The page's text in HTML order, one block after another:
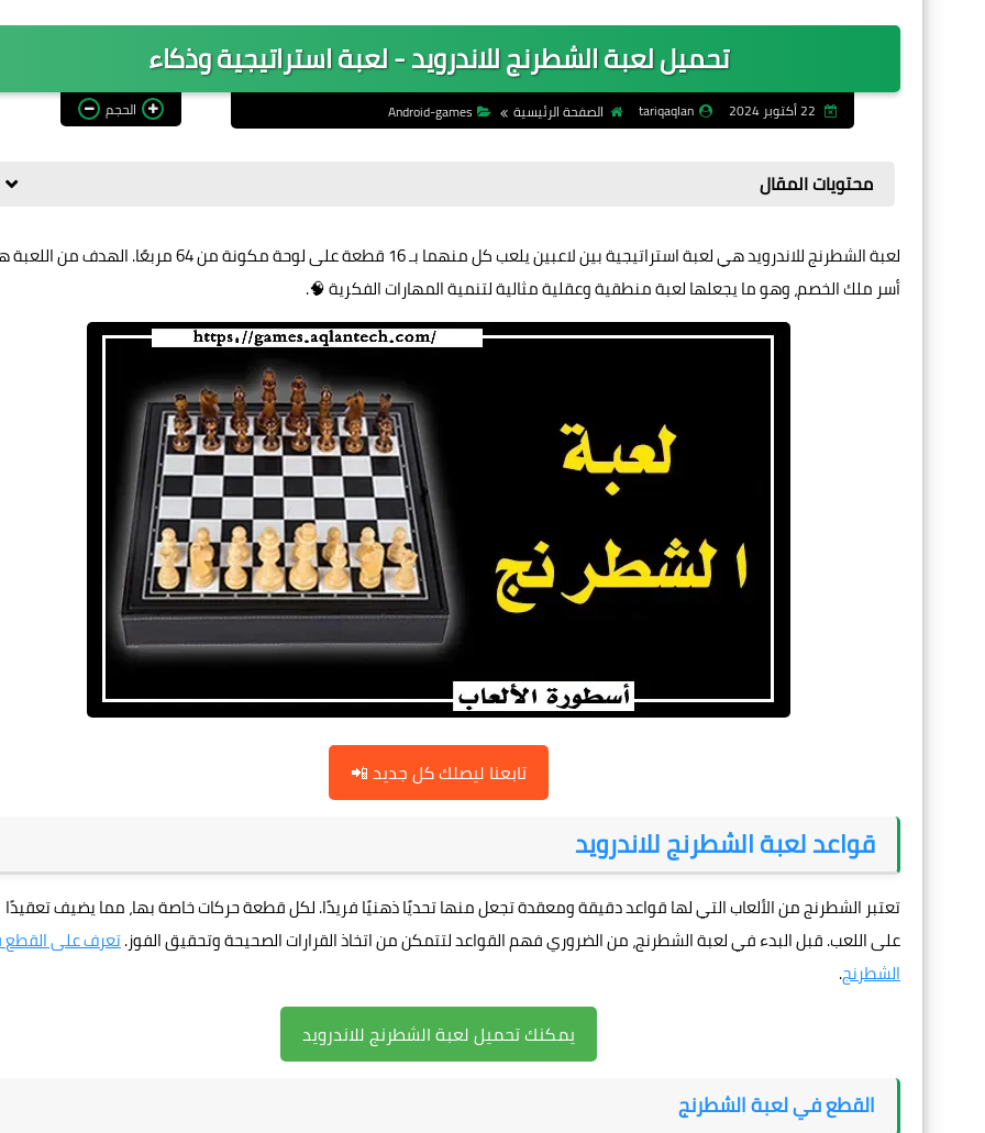
تحميل لعبة الشطرنج للاندرويد - لعبة استراتيجية وذكاء
tariqaqlan الصفحة الرئيسية Android-games الحجم
محتويات المقال
لعبة الشطرنج للاندرويد هي لعبة استراتيجية بين لاعبين يلعب كل منهما بـ 16 قطعة على لوحة مكونة من 64 مربعًا. الهدف
أسر ملك الخصم، وهو ما يجعلها لعبة منطقية وعقلية مثالية لتنمية المهارات الفكرية 🧠.
تابعنا ليصلك كل جديد 📲
قواعد لعبة الشطرنج للاندرويد
تعتبر الشطرنج من الألعاب التي لها قواعد دقيقة ومعقدة تجعل منها تحديًا ذهنيًا فريدًا. لكل قطعة حركات خاصة بها، مما يضيف تعقيدًا
على اللعب. قبل البدء في لعبة الشطرنج، من الضروري فهم القواعد لتتمكن من اتخاذ القرارات الصحيحة وتحقيق الفوز.تعرف على
الشطرنج.
يمكنك تحميل لعبة الشطرنج للاندرويد
القطع في لعبة الشطرنج